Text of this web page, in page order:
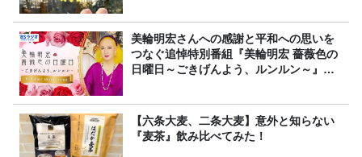
美輪明宏さんへの感謝と平和への思いを
つなぐ追悼特別番組『美輪明宏 薔薇色の
日曜日～ごきげんよう、ルンルン～』
【六条大麦、二条大麦】意外と知らない
『麦茶』飲み比べてみた！